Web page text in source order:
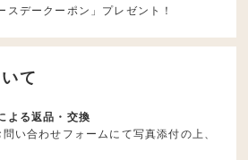
スデークーポン」プレゼント！
て
よる返品・交換
い合わせフォームにて写真添付の上、